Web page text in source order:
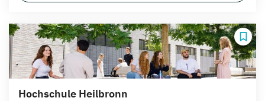
Hochschule Heilbronn